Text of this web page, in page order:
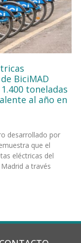
BiciMAD
toneladas
al año en
desarrollado por
que el
eléctricas del
a través